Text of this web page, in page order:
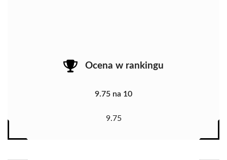
Ocena w rankingu
9.75 na 10
9.75